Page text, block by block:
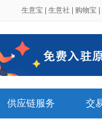
生意宝 生意社 购物宝
供应链服务 交